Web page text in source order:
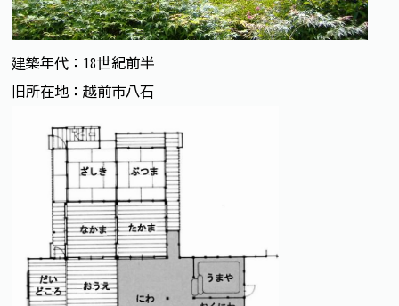
建築年代：18世紀前半
旧所在地：越前市八石